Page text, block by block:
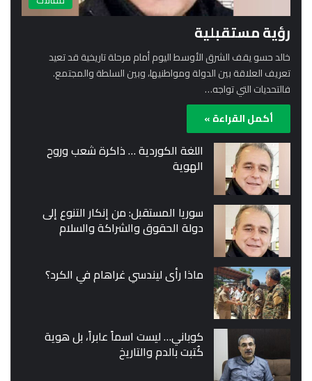
رؤية مستقبلية
خالد حسو يقف الشرق الأوسط اليوم أمام مرحلة تاريخية قد تعيد
تعريف العلاقة بين الدولة ومواطنيها، وبين السلطة والمجتمع.
فالتحديات التي تواجه…
أكمل القراءة »
اللغة الكوردية … ذاكرة شعب وروح
الهوية
سوريا المستقبل: من إنكار التنوع إلى
دولة الحقوق والشراكة والسلام
ماذا رأى ليندسي غراهام في الكرد؟
كوباني… ليست اسماً عابراً، بل هوية
كُتبت بالدم والتاريخ